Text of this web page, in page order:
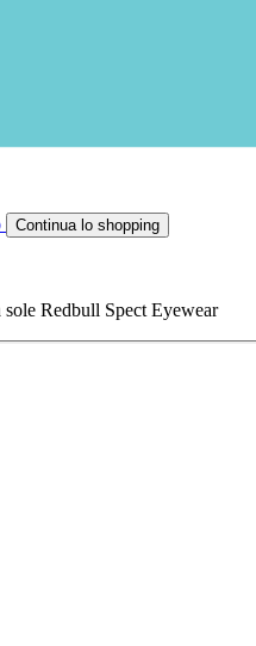
Continua lo shopping
Redbull Spect Eyewear